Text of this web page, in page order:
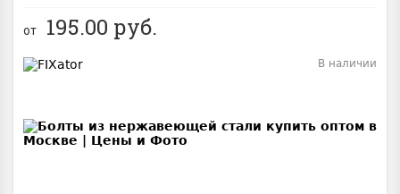
от 195.00 руб.
В наличии